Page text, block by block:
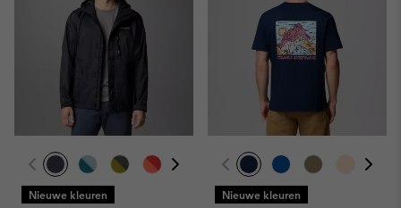
Nieuwe kleuren Nieuwe kleuren